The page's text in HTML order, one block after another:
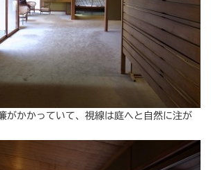
がかかっていて、視線は庭へと自然に注が